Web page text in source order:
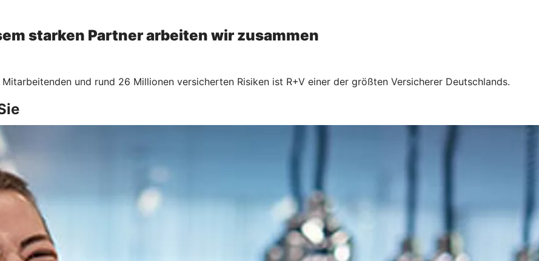
starken Partner arbeiten wir zusammen
und rund 26 Millionen versicherten Risiken ist R+V einer der größten Versicherer Deutschlands.